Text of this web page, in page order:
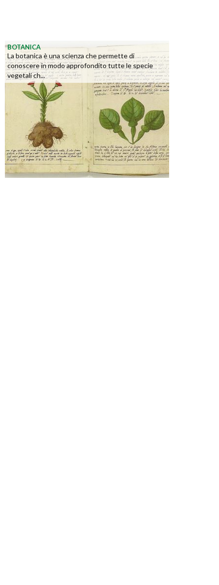
BOTANICA
La botanica è una scienza che permette di
conoscere in modo approfondito tutte le specie
vegetali ch...